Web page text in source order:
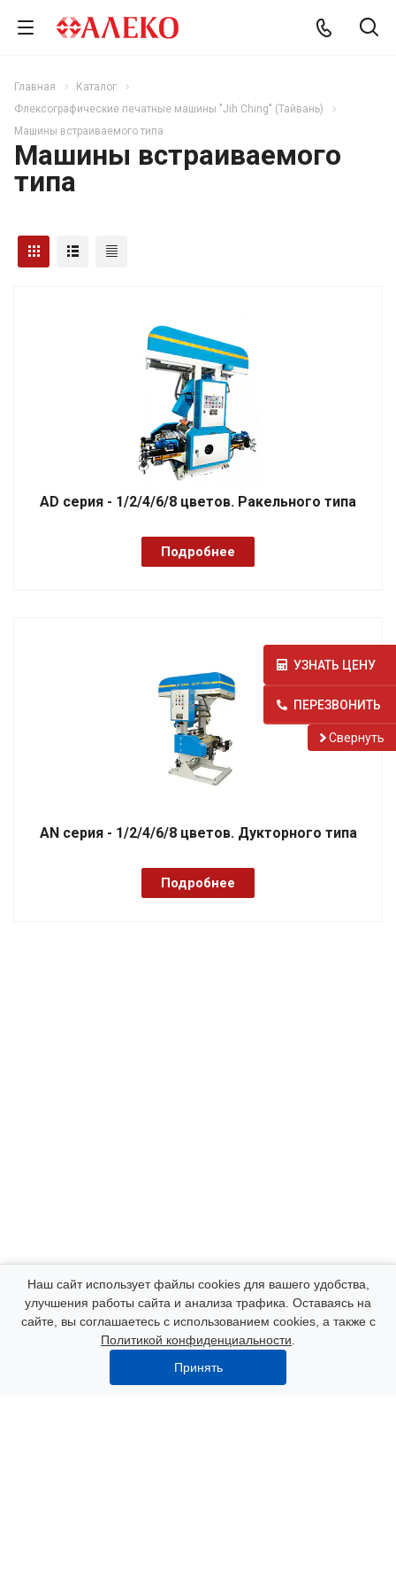
Главная
Каталог
Флексографические печатные машины "Jih Ching" (Тайвань)
Машины встраиваемого типа
Машины встраиваемого
типа
AD серия - 1/2/4/6/8 цветов. Ракельного типа
Подробнее
AN серия - 1/2/4/6/8 цветов. Дукторного типа
Подробнее
Компания
Каталог
УЗНАТЬ ЦЕНУ
ПЕРЕЗВОНИТЬ
Cвернуть
Наш сайт использует файлы cookies для вашего удобства,
улучшения работы сайта и анализа трафика. Оставаясь на
сайте, вы соглашаетесь с использованием cookies, а также с
Политикой конфиденциальности
Принять